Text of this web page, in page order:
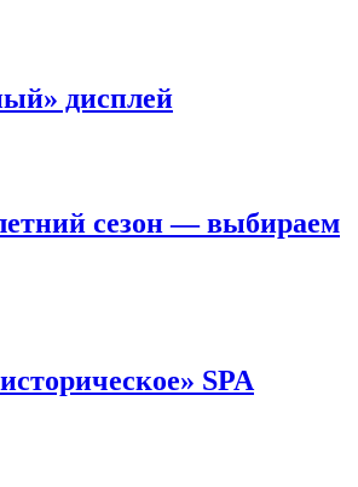
дисплей
сезон — выбираем
SPA